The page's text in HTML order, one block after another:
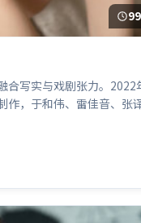
合写实与戏剧张力。2022
作，于和伟、雷佳音、张
影像风格统一，配乐与剪辑